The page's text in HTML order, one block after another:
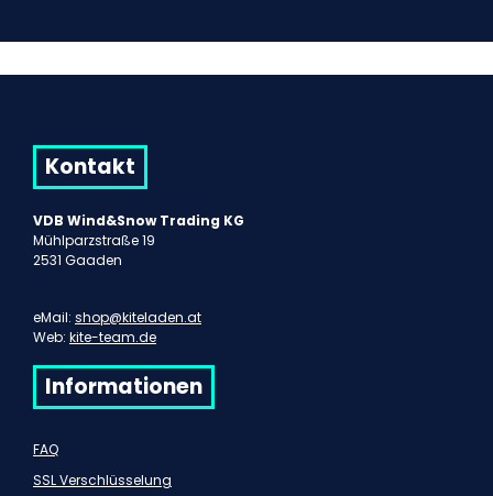
Kontakt
VDB Wind&Snow Trading KG
Mühlparzstraße 19
2531 Gaaden
eMail: shop@kiteladen.at
Web: kite-team.de
Informationen
FAQ
SSL Verschlüsselung